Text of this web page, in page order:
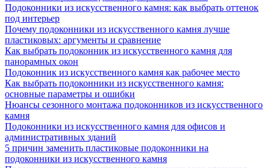
Подоконники из искусственного камня: как выбрать оттенок
под интерьер
Почему подоконники из искусственного камня лучше
пластиковых: аргументы и сравнение
Как выбрать подоконник из искусственного камня для
панорамных окон
Подоконник из искусственного камня как рабочее место
Как выбрать подоконники из искусственного камня:
основные параметры и ошибки
Нюансы сезонного монтажа подоконников из искусственного
камня
Подоконники из искусственного камня для офисов и
административных зданий
5 причин заменить пластиковые подоконники на
подоконники из искусственного камня